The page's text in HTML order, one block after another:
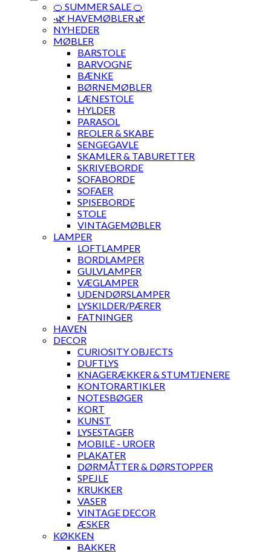
🍊 SUMMER SALE 🍊
·🌿 HAVEMØBLER 🌿
NYHEDER
MØBLER
BARSTOLE
BARVOGNE
BÆNKE
BØRNEMØBLER
LÆNESTOLE
HYLDER
PARASOL
REOLER & SKABE
SENGEGAVLE
SKAMLER & TABURETTER
SKRIVEBORDE
SOFABORDE
SOFAER
SPISEBORDE
STOLE
VINTAGEMØBLER
LAMPER
LOFTLAMPER
BORDLAMPER
GULVLAMPER
VÆGLAMPER
UDENDØRSLAMPER
LYSKILDER/PÆRER
FATNINGER
HAVEN
DECOR
CURIOSITY OBJECTS
DUFTLYS
KNAGERÆKKER & STUMTJENERE
KONTORARTIKLER
NOTESBØGER
KORT
KUNST
LYSESTAGER
MOBILE - UROER
PLAKATER
DØRMÅTTER & DØRSTOPPER
SPEJLE
KRUKKER
VASER
VINTAGE DECOR
ÆSKER
KØKKEN
BAKKER